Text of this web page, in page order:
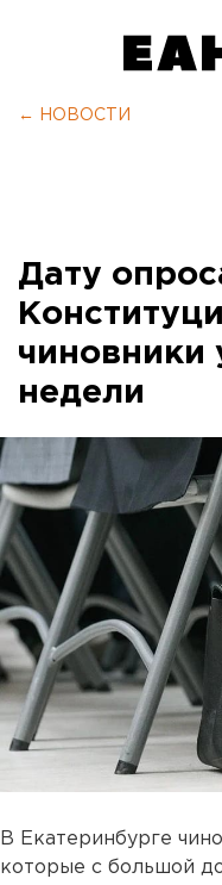
← НОВОСТИ
Дату
чиновники
недели
В Екатеринбурге
которые с большой